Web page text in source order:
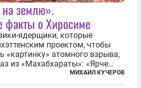
землю».
факты о Хиросиме
ядерщики, которые
проектом, чтобы
«картинку» атомного взрыва,
из «Махабхараты»: «Ярче
это пламя». Не все жители
и Нагасаки, на
МИХАИЛ КУЧЕРОВ